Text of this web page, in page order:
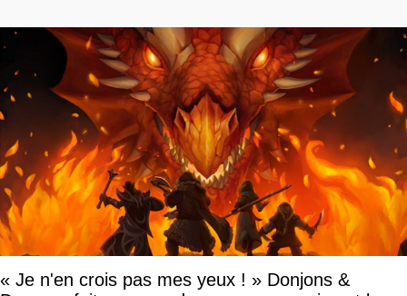
« Je n'en crois pas mes yeux ! » Donjons &